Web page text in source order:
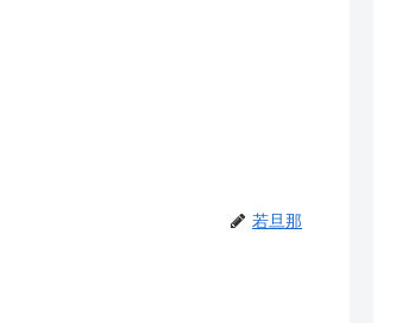
若旦那